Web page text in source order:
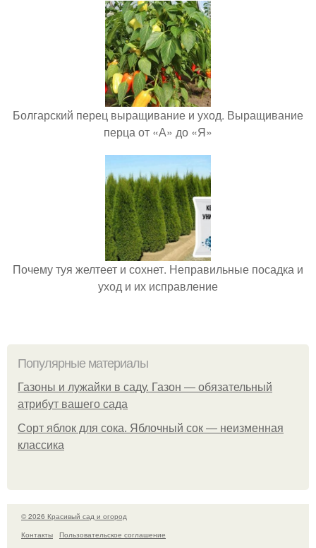
Болгарский перец выращивание и уход. Выращивание
перца от «А» до «Я»
Почему туя желтеет и сохнет. Неправильные посадка и
уход и их исправление
Популярные материалы
Газоны и лужайки в саду. Газон — обязательный
атрибут вашего сада
Сорт яблок для сока. Яблочный сок — неизменная
классика
© 2026 Красивый сад и огород
Контакты
Пользовательское соглашение